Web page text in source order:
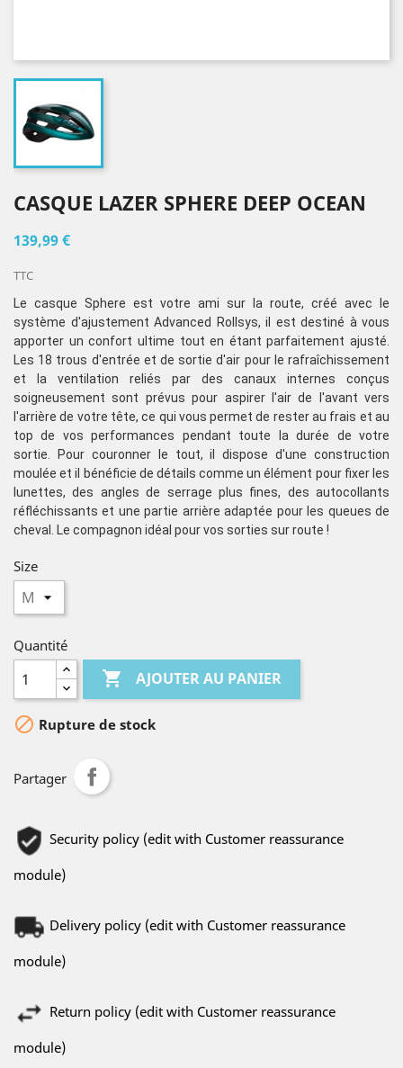
CASQUE LAZER SPHERE DEEP OCEAN
139,99 €
TTC
Le casque Sphere est votre ami sur la route, créé avec le
système d'ajustement Advanced Rollsys, il est destiné à vous
apporter un confort ultime tout en étant parfaitement ajusté.
Les 18 trous d'entrée et de sortie d'air pour le rafraîchissement
et la ventilation reliés par des canaux internes conçus
soigneusement sont prévus pour aspirer l'air de l'avant vers
l'arrière de votre tête, ce qui vous permet de rester au frais et au
top de vos performances pendant toute la durée de votre
sortie.
Pour couronner le tout, il dispose d'une construction
moulée et il bénéficie de détails comme un élément pour fixer les
lunettes, des angles de serrage plus fines, des autocollants
réfléchissants et une partie arrière adaptée pour les queues de
cheval. Le compagnon idéal pour vos sorties sur route !
Size
Quantité
 AJOUTER AU PANIER
 Rupture de stock
Partager
Security policy (edit with Customer reassurance
module)
Delivery policy (edit with Customer reassurance
module)
Return policy (edit with Customer reassurance
module)